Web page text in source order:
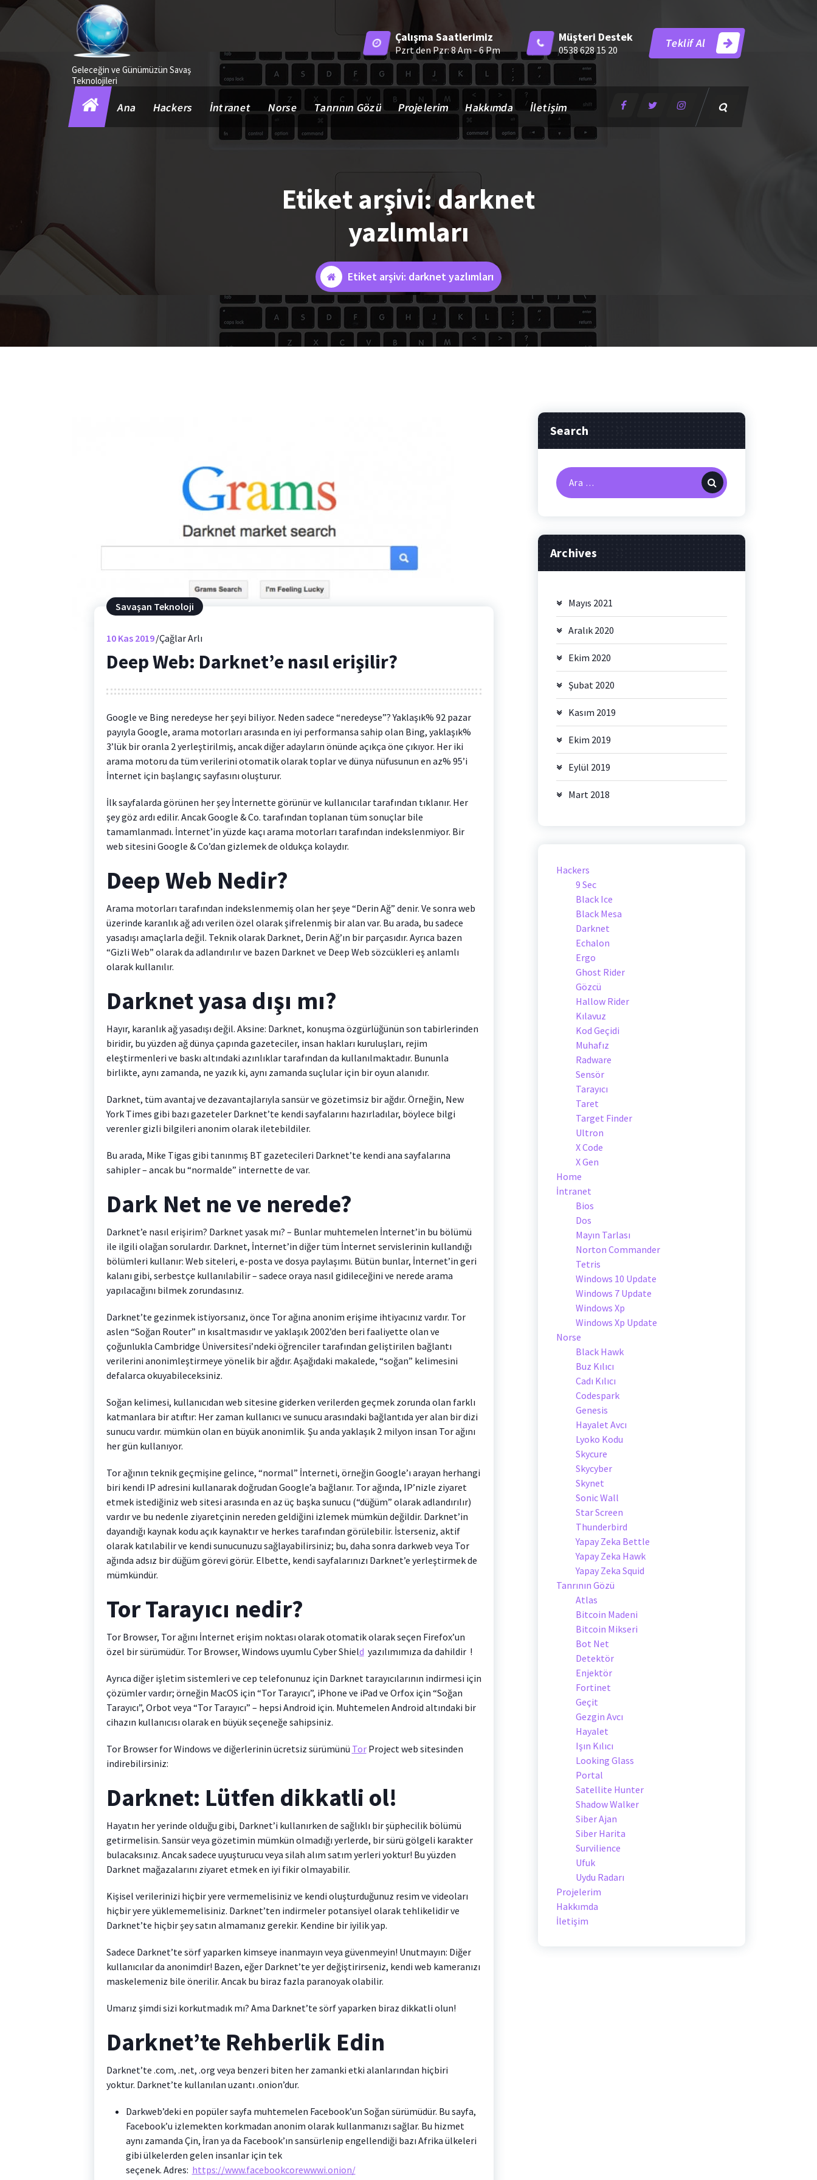
İçeriğe
geç
Geleceğin ve Günümüzün Savaş
Teknolojileri
Çalışma Saatlerimiz
Pzrt den Pzr: 8 Am - 6 Pm
Müşteri Destek
0538 628 15 20 Teklif Al
Ana Hackers İntranet Norse Tanrının Gözü Projelerim Hakkımda İletişim
Etiket arşivi: darknet
yazlımları
Etiket arşivi: darknet yazlımları
Savaşan Teknoloji
10Kas 2019 Çağlar Arlı
Deep Web: Darknet’e nasıl erişilir?
Google ve Bing neredeyse her şeyi biliyor. Neden sadece “neredeyse”? Yaklaşık% 92 pazar
payıyla Google, arama motorları arasında en iyi performansa sahip olan Bing, yaklaşık%
3’lük bir oranla 2 yerleştirilmiş, ancak diğer adayların önünde açıkça öne çıkıyor. Her iki
arama motoru da tüm verilerini otomatik olarak toplar ve dünya nüfusunun en az% 95’i
İnternet için başlangıç ​​sayfasını oluşturur.
İlk sayfalarda görünen her şey İnternette görünür ve kullanıcılar tarafından tıklanır. Her
şey göz ardı edilir. Ancak Google & Co. tarafından toplanan tüm sonuçlar bile
tamamlanmadı. İnternet’in yüzde kaçı arama motorları tarafından indekslenmiyor. Bir
web sitesini Google & Co’dan gizlemek de oldukça kolaydır.
Deep Web Nedir?
Arama motorları tarafından indekslenmemiş olan her şeye “Derin Ağ” denir. Ve sonra web
üzerinde karanlık ağ adı verilen özel olarak şifrelenmiş bir alan var. Bu arada, bu sadece
yasadışı amaçlarla değil. Teknik olarak Darknet, Derin Ağ’ın bir parçasıdır. Ayrıca bazen
“Gizli Web” olarak da adlandırılır ve bazen Darknet ve Deep Web sözcükleri eş anlamlı
olarak kullanılır.
Darknet yasa dışı mı?
Hayır, karanlık ağ yasadışı değil. Aksine: Darknet, konuşma özgürlüğünün son tabirlerinden
biridir, bu yüzden ağ dünya çapında gazeteciler, insan hakları kuruluşları, rejim
eleştirmenleri ve baskı altındaki azınlıklar tarafından da kullanılmaktadır. Bununla
birlikte, aynı zamanda, ne yazık ki, aynı zamanda suçlular için bir oyun alanıdır.
Darknet, tüm avantaj ve dezavantajlarıyla sansür ve gözetimsiz bir ağdır. Örneğin, New
York Times gibi bazı gazeteler Darknet’te kendi sayfalarını hazırladılar, böylece bilgi
verenler gizli bilgileri anonim olarak iletebildiler.
Bu arada, Mike Tigas gibi tanınmış BT gazetecileri Darknet’te kendi ana sayfalarına
sahipler – ancak bu “normalde” internette de var.
Dark Net ne ve nerede?
Darknet’e nasıl erişirim? Darknet yasak mı? – Bunlar muhtemelen İnternet’in bu bölümü
ile ilgili olağan sorulardır. Darknet, İnternet’in diğer tüm İnternet servislerinin kullandığı
bölümleri kullanır: Web siteleri, e-posta ve dosya paylaşımı. Bütün bunlar, İnternet’in geri
kalanı gibi, serbestçe kullanılabilir – sadece oraya nasıl gidileceğini ve nerede arama
yapılacağını bilmek zorundasınız.
Darknet’te gezinmek istiyorsanız, önce Tor ağına anonim erişime ihtiyacınız vardır. Tor
aslen “Soğan Router” ın kısaltmasıdır ve yaklaşık 2002’den beri faaliyette olan ve
çoğunlukla Cambridge Üniversitesi’ndeki öğrenciler tarafından geliştirilen bağlantı
verilerini anonimleştirmeye yönelik bir ağdır. Aşağıdaki makalede, “soğan” kelimesini
defalarca okuyabileceksiniz.
Soğan kelimesi, kullanıcıdan web sitesine giderken verilerden geçmek zorunda olan farklı
katmanlara bir atıftır: Her zaman kullanıcı ve sunucu arasındaki bağlantıda yer alan bir dizi
sunucu vardır. mümkün olan en büyük anonimlik. Şu anda yaklaşık 2 milyon insan Tor ağını
her gün kullanıyor.
Tor ağının teknik geçmişine gelince, “normal” İnterneti, örneğin Google’ı arayan herhangi
biri kendi IP adresini kullanarak doğrudan Google’a bağlanır. Tor ağında, IP’nizle ziyaret
etmek istediğiniz web sitesi arasında en az üç başka sunucu (“düğüm” olarak adlandırılır)
vardır ve bu nedenle ziyaretçinin nereden geldiğini izlemek mümkün değildir. Darknet’in
dayandığı kaynak kodu açık kaynaktır ve herkes tarafından görülebilir. İsterseniz, aktif
olarak katılabilir ve kendi sunucunuzu sağlayabilirsiniz; bu, daha sonra darkweb veya Tor
ağında adsız bir düğüm görevi görür. Elbette, kendi sayfalarınızı Darknet’e yerleştirmek de
mümkündür.
Tor Tarayıcı nedir?
Tor Browser, Tor ağını İnternet erişim noktası olarak otomatik olarak seçen Firefox’un
özel bir sürümüdür. Tor Browser, Windows uyumlu Cyber ​​Shield yazılımımıza da dahildir !
Ayrıca diğer işletim sistemleri ve cep telefonunuz için Darknet tarayıcılarının indirmesi için
çözümler vardır; örneğin MacOS için “Tor Tarayıcı”, iPhone ve iPad ve Orfox için “Soğan
Tarayıcı”, Orbot veya “Tor Tarayıcı” – hepsi Android için. Muhtemelen Android altındaki bir
cihazın kullanıcısı olarak en büyük seçeneğe sahipsiniz.
Tor Browser for Windows ve diğerlerinin ücretsiz sürümünü TorProject web sitesinden
indirebilirsiniz:
Darknet: Lütfen dikkatli ol!
Hayatın her yerinde olduğu gibi, Darknet’i kullanırken de sağlıklı bir şüphecilik bölümü
getirmelisin. Sansür veya gözetimin mümkün olmadığı yerlerde, bir sürü gölgeli karakter
bulacaksınız. Ancak sadece uyuşturucu veya silah alım satım yerleri yoktur! Bu yüzden
Darknet mağazalarını ziyaret etmek en iyi fikir olmayabilir.
Kişisel verilerinizi hiçbir yere vermemelisiniz ve kendi oluşturduğunuz resim ve videoları
hiçbir yere yüklememelisiniz. Darknet’ten indirmeler potansiyel olarak tehlikelidir ve
Darknet’te hiçbir şey satın almamanız gerekir. Kendine bir iyilik yap.
Sadece Darknet’te sörf yaparken kimseye inanmayın veya güvenmeyin! Unutmayın: Diğer
kullanıcılar da anonimdir! Bazen, eğer Darknet’te yer değiştirirseniz, kendi web kameranızı
maskelemeniz bile önerilir. Ancak bu biraz fazla paranoyak olabilir.
Umarız şimdi sizi korkutmadık mı? Ama Darknet’te sörf yaparken biraz dikkatli olun!
Darknet’te Rehberlik Edin
Darknet’te .com, .net, .org veya benzeri biten her zamanki etki alanlarından hiçbiri
yoktur. Darknet’te kullanılan uzantı .onion’dur.
Darkweb’deki en popüler sayfa muhtemelen Facebook’un Soğan sürümüdür. Bu sayfa,
Facebook’u izlemekten korkmadan anonim olarak kullanmanızı sağlar. Bu hizmet
aynı zamanda Çin, İran ya da Facebook’ın sansürlenip engellendiği bazı Afrika ülkeleri
gibi ülkelerden gelen insanlar için tek
seçenek. Adres: https://www.facebookcorewwwi.onion/
Search
Arama:
Archives
Mayıs 2021
Aralık 2020
Ekim 2020
Şubat 2020
Kasım 2019
Ekim 2019
Eylül 2019
Mart 2018
Hackers
9 Sec
Black Ice
Black Mesa
Darknet
Echalon
Ergo
Ghost Rider
Gözcü
Hallow Rider
Kılavuz
Kod Geçidi
Muhafız
Radware
Sensör
Tarayıcı
Taret
Target Finder
Ultron
X Code
X Gen
Home
İntranet
Bios
Dos
Mayın Tarlası
Norton Commander
Tetris
Windows 10 Update
Windows 7 Update
Windows Xp
Windows Xp Update
Norse
Black Hawk
Buz Kılıcı
Cadı Kılıcı
Codespark
Genesis
Hayalet Avcı
Lyoko Kodu
Skycure
Skycyber
Skynet
Sonic Wall
Star Screen
Thunderbird
Yapay Zeka Bettle
Yapay Zeka Hawk
Yapay Zeka Squid
Tanrının Gözü
Atlas
Bitcoin Madeni
Bitcoin Mikseri
Bot Net
Detektör
Enjektör
Fortinet
Geçit
Gezgin Avcı
Hayalet
Işın Kılıcı
Looking Glass
Portal
Satellite Hunter
Shadow Walker
Siber Ajan
Siber Harita
Survilience
Ufuk
Uydu Radarı
Projelerim
Hakkımda
İletişim